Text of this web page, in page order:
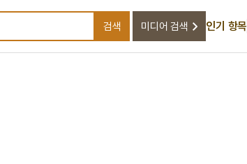
검색어를 입력하세요
검색 미디어 검색 인기 항목